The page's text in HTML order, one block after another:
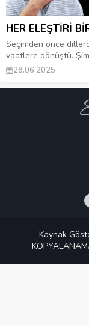
HER ELEŞTİRİ
Seçimden önce
vaatlere dönüştü.
28.06.2025
Kaynak